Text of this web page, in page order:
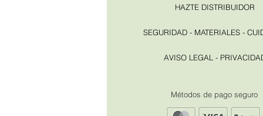
HAZTE DISTRIBUIDOR
SEGURIDAD - MATERIALES -
AVISO LEGAL -
​Métodos de pago seguro